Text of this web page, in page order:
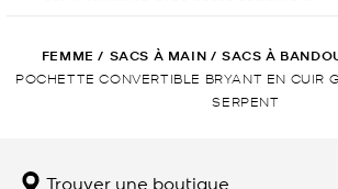
FEMME / SACS À MAIN / SACS À
POCHETTE CONVERTIBLE BRYANT EN CUIR
SERPENT
Trouver une boutique